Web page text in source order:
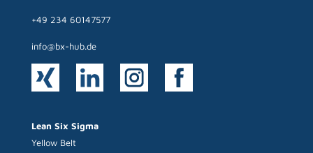
+49 234 60147577
info@bx-hub.de
Lean Six Sigma
Yellow Belt